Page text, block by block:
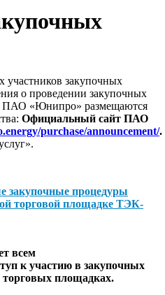
закупочных
о проведении закупочных
ПАО «Юнипро» размещаются
Официальный сайт ПАО
purchase/announcement/.
закупочные процедуры
торговой площадке ТЭК-
всем
к участию в закупочных
торговых площадках.